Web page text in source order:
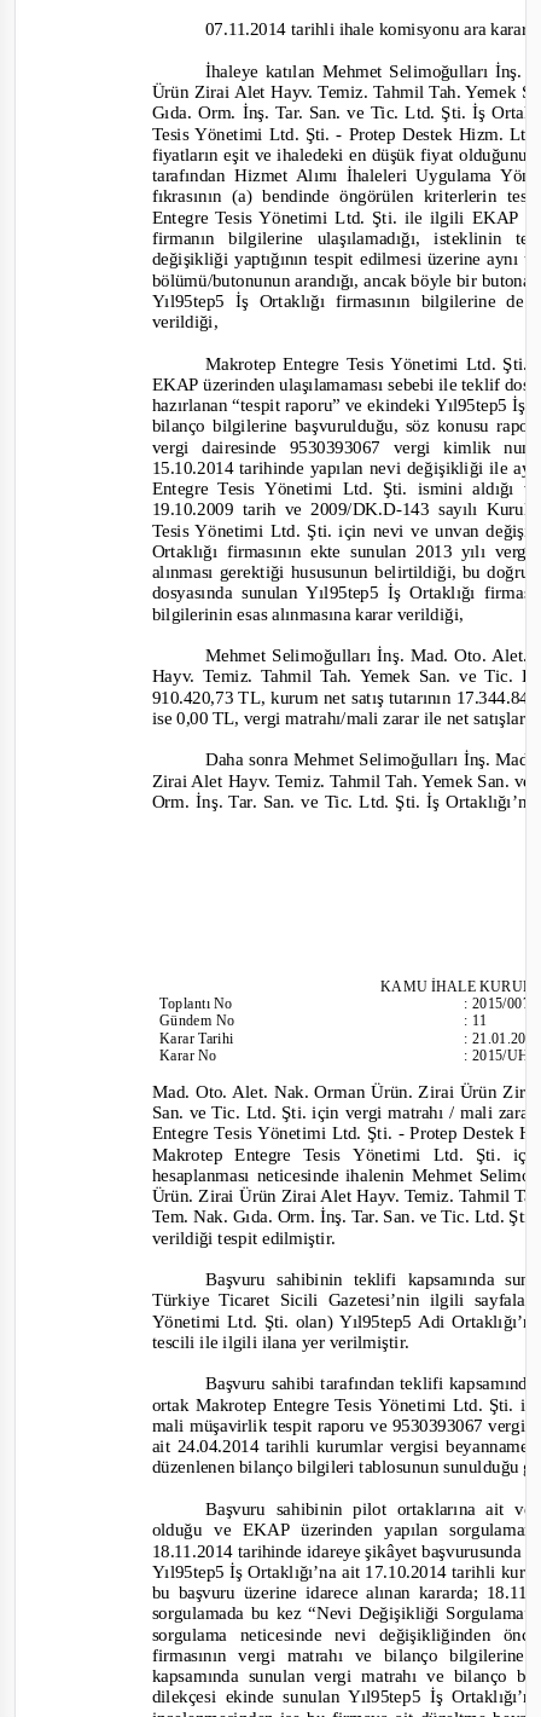
07.11.2014 tarihli ihale komisyonu ara
İhaleye katılan Mehmet Selimoğulları
Ürün Zirai Alet Hayv. Temiz. Tahmil Tah. Yemek
Gıda. Orm. İnş. Tar. San. ve Tic. Ltd. Şti. İş
Tesis Yönetimi Ltd. Şti.- Protep Destek Hizm.
fiyatların eşit ve ihaledeki en düşük fiyat
tarafından Hizmet Alımı İhaleleri Uygulama
fıkrasının (a) bendinde öngörülen kriterlerin
Entegre Tesis Yönetimi Ltd. Şti. ile ilgili EKAP
firmanın bilgilerine ulaşılamadığı, isteklinin
değişikliği yaptığının tespit edilmesi üzerine
bölümü/butonunun arandığı, ancak böyle bir
Yıl95tep5 İş Ortaklığı firmasının bilgilerine
verildiği,
Makrotep Entegre Tesis Yönetimi Ltd. Şti.
EKAP üzerinden ulaşılamaması sebebi ile teklif
hazırlanan “tespit raporu” ve ekindeki Yıl95tep5 İş
bilanço bilgilerine başvurulduğu, söz konusu
vergi dairesinde 9530393067 vergi kimlik
15.10.2014 tarihinde yapılan nevi değişikliği ile
Entegre Tesis Yönetimi Ltd. Şti. ismini aldığı
19.10.2009 tarih ve 2009/DK.D-143 sayılı
Tesis Yönetimi Ltd. Şti. için nevi ve unvan
Ortaklığı firmasının ekte sunulan 2013 yılı
alınması gerektiği hususunun belirtildiği, bu
dosyasında sunulan Yıl95tep5 İş Ortaklığı
bilgilerinin esas alınmasına karar verildiği,
Mehmet Selimoğulları İnş. Mad. Oto.
Hayv. Temiz. Tahmil Tah. Yemek San. ve Tic.
910.420,73 TL, kurum net satış tutarının
ise 0,00 TL, vergi matrahı/mali zarar ile net satışlar
Daha sonra Mehmet Selimoğulları İnş.
Zirai Alet Hayv. Temiz. Tahmil Tah. Yemek San.
Orm. İnş. Tar. San. ve Tic. Ltd. Şti. İş
KAMU İHALE
ToplantıNo
Gündem No
Karar Tarihi
Karar No
:2015/007
: 11
:
:2015/
Mad. Oto. Alet. Nak. Orman Ürün. Zirai Ürün
San. ve Tic. Ltd. Şti. için vergi matrahı / mali
Entegre Tesis Yönetimi Ltd. Şti. -Protep Destek
Makrotep Entegre Tesis Yönetimi Ltd. Şti.
hesaplanması neticesinde ihalenin Mehmet
Ürün. Zirai Ürün Zirai Alet Hayv. Temiz. Tahmil
Tem. Nak. Gıda. Orm. İnş. Tar. San. ve Tic. Ltd. Şti.
verildiği tespit edilmiştir.
Başvuru sahibinin teklifi kapsamında
Türkiye Ticaret Sicili Gazetesi’nin ilgili
Yönetimi Ltd. Şti. olan) Yıl95tep5 Adi
tescili ile ilgili ilana yer verilmiştir.
Başvuru sahibi tarafından teklifi
ortak Makrotep Entegre Tesis Yönetimi Ltd. Şti.
mali müşavirlik tespit raporu ve 9530393067 vergi
ait 24.04.2014 tarihli kurumlar vergisi
düzenlenen bilanço bilgileri tablosunun sunulduğu
Başvuru sahibinin pilot ortaklarına ait
olduğu ve EKAP üzerinden yapılan
18.11.2014 tarihinde idareye şikâyet başvurusunda
Yıl95tep5 İş Ortaklığı’na ait 17.10.2014 tarihli
bu başvuru üzerine idarece alınan kararda;
sorgulamada bu kez “Nevi Değişikliği
sorgulama neticesinde nevi değişikliğinden
firmasının vergi matrahı ve bilanço
kapsamında sunulan vergi matrahı ve
dilekçesi ekinde sunulan Yıl95tep5 İş